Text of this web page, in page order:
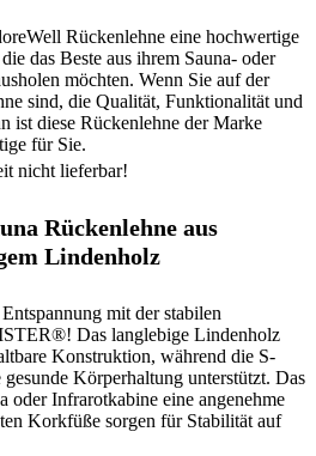
Rückenlehne eine hochwertige
das Beste aus ihrem Sauna- oder
möchten. Wenn Sie auf der
sind, die Qualität, Funktionalität und
ist diese Rückenlehne der Marke
für Sie.
nicht lieferbar!
Rückenlehne aus
Lindenholz
mit der stabilen
Das langlebige Lindenholz
Konstruktion, während die S-
Körperhaltung unterstützt. Das
oder Infrarotkabine eine angenehme
Korkfüße sorgen für Stabilität auf